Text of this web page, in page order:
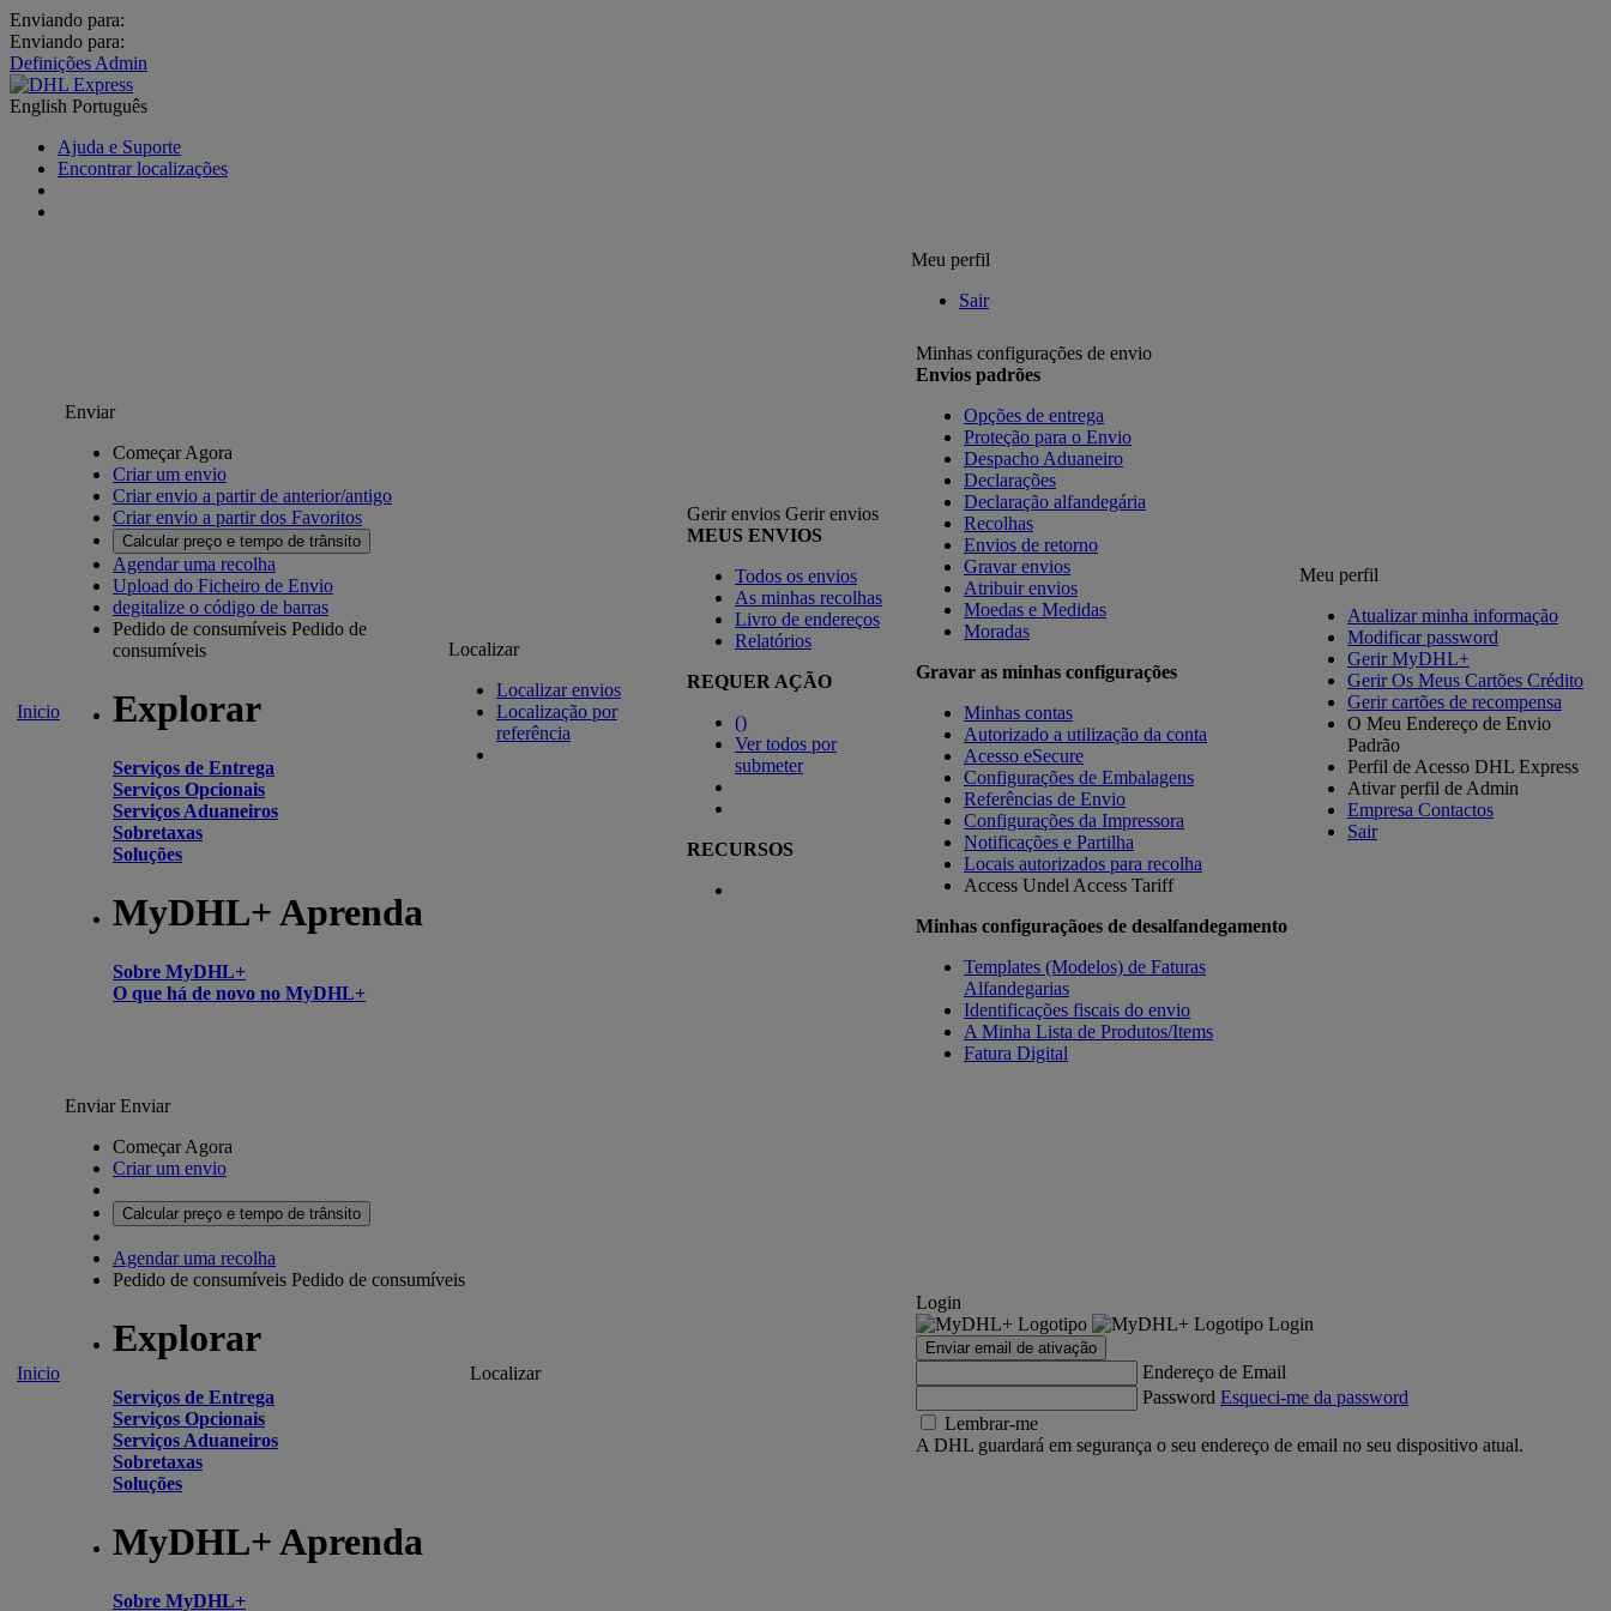
Enviando para:
Enviando para:
Definições Admin
English Português
Ajuda e Suporte
Encontrar localizações
Meu perfil
Sair
Inicio
Enviar
Começar Agora
Criar um envio
Criar envio a partir de anterior/antigo
Criar envio a partir dos Favoritos
Calcular preço e tempo de trânsito
Agendar uma recolha
Upload do Ficheiro de Envio
degitalize o código de barras
Pedido de consumíveis Pedido de
consumíveis
Explorar
Serviços de Entrega
Serviços Opcionais
Serviços Aduaneiros
Sobretaxas
Soluções
MyDHL+ Aprenda
Sobre MyDHL+
O que há de novo no MyDHL+
Localizar
Localizar envios
Localização por
referência
Gerir envios Gerir envios
MEUS ENVIOS
Todos os envios
As minhas recolhas
Livro de endereços
Relatórios
REQUER AÇÃO
()
Ver todos por
submeter
RECURSOS
Minhas configurações de envio
Envios padrões
Opções de entrega
Proteção para o Envio
Despacho Aduaneiro
Declarações
Declaração alfandegária
Recolhas
Envios de retorno
Gravar envios
Atribuir envios
Moedas e Medidas
Moradas
Gravar as minhas configurações
Minhas contas
Autorizado a utilização da conta
Acesso eSecure
Configurações de Embalagens
Referências de Envio
Configurações da Impressora
Notificações e Partilha
Locais autorizados para recolha
Access Undel Access Tariff
Minhas configuraçãoes de desalfandegamento
Templates (Modelos) de Faturas
Alfandegarias
Identificações fiscais do envio
A Minha Lista de Produtos/Items
Fatura Digital
Meu perfil
Atualizar minha informação
Modificar password
Gerir MyDHL+
Gerir Os Meus Cartões Crédito
Gerir cartões de recompensa
O Meu Endereço de Envio
Padrão
Perfil de Acesso DHL Express
Ativar perfil de Admin
Empresa Contactos
Sair
Inicio
EnviarEnviar
Começar Agora
Criar um envio
Calcular preço e tempo de trânsito
Agendar uma recolha
Pedido de consumíveis Pedido de consumíveis
Explorar
Serviços de Entrega
Serviços Opcionais
Serviços Aduaneiros
Sobretaxas
Soluções
MyDHL+ Aprenda
Sobre MyDHL+
Localizar
Login
Login
Enviar email de ativação
Endereço de Email
Password Esqueci-me da password
Lembrar-me
A DHL guardará em segurança o seu endereço de email no seu dispositivo atual.